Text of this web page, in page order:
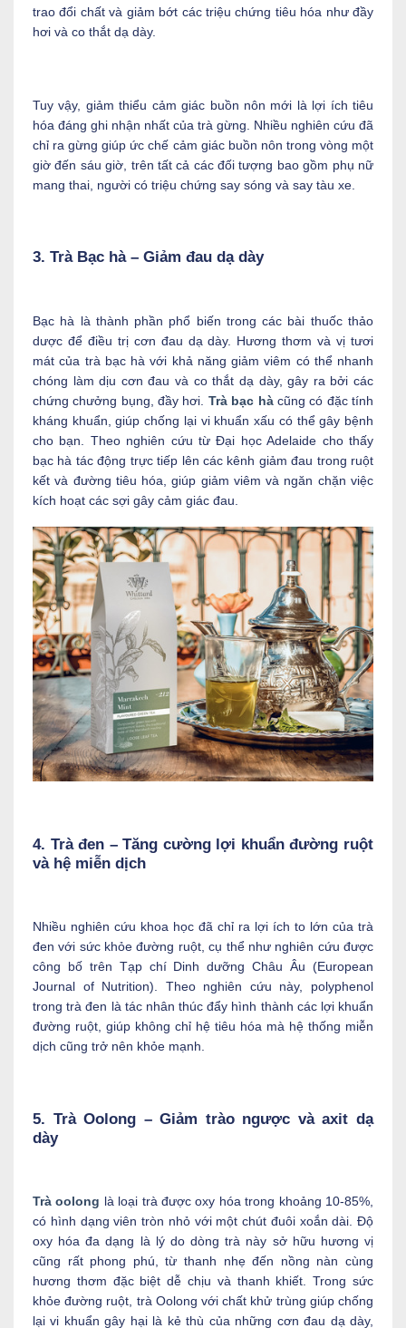
trao đổi chất và giảm bớt các triệu chứng tiêu hóa như đầy
hơi và co thắt dạ dày.
Tuy vậy, giảm thiểu cảm giác buồn nôn mới là lợi ích tiêu
hóa đáng ghi nhận nhất của trà gừng. Nhiều nghiên cứu đã
chỉ ra gừng giúp ức chế cảm giác buồn nôn trong vòng một
giờ đến sáu giờ, trên tất cả các đối tượng bao gồm phụ nữ
mang thai, người có triệu chứng say sóng và say tàu xe.
3. Trà Bạc hà – Giảm đau dạ dày
Bạc hà là thành phần phổ biến trong các bài thuốc thảo
dược để điều trị cơn đau dạ dày. Hương thơm và vị tươi
mát của trà bạc hà với khả năng giảm viêm có thể nhanh
chóng làm dịu cơn đau và co thắt dạ dày, gây ra bởi các
chứng chưởng bụng, đầy hơi. Trà bạc hàcũng có đặc tính
kháng khuẩn, giúp chống lại vi khuẩn xấu có thể gây bệnh
cho bạn. Theo nghiên cứu từ Đại học Adelaide cho thấy
bạc hà tác động trực tiếp lên các kênh giảm đau trong ruột
kết và đường tiêu hóa, giúp giảm viêm và ngăn chặn việc
kích hoạt các sợi gây cảm giác đau.
4. Trà đen –Tăng cường lợi khuẩn đường ruột
và hệ miễn dịch
Nhiều nghiên cứu khoa học đã chỉ ra lợi ích to lớn của trà
đen với sức khỏe đường ruột, cụ thể như nghiên cứu được
công bố trên Tạp chí Dinh dưỡng Châu Âu (European
Journal of Nutrition). Theo nghiên cứu này, polyphenol
trong trà đen là tác nhân thúc đẩy hình thành các lợi khuẩn
đường ruột, giúp không chỉ hệ tiêu hóa mà hệ thống miễn
dịch cũng trở nên khỏe mạnh.
5. Trà Oolong – Giảm trào ngược và axit dạ
dày
Trà oolong là loại trà được oxy hóa trong khoảng 10-85%,
có hình dạng viên tròn nhỏ với một chút đuôi xoắn dài. Độ
oxy hóa đa dạng là lý do dòng trà này sở hữu hương vị
cũng rất phong phú, từ thanh nhẹ đến nồng nàn cùng
hương thơm đặc biệt dễ chịu và thanh khiết. Trong sức
khỏe đường ruột, trà Oolong với chất khử trùng giúp chống
lại vi khuẩn gây hại là kẻ thù của những cơn đau dạ dày,